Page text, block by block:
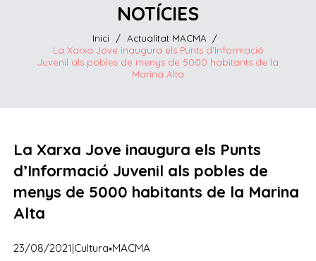
NOTÍCIES
Inici / Actualitat MACMA
/
La Xarxa Jove inaugura els Punts d’Informació
Juvenil als pobles de menys de 5000 habitants de la
Marina Alta
La Xarxa Jove inaugura els Punts
d’Informació Juvenil als pobles de
menys de 5000 habitants de la Marina
Alta
23/08/2021|Cultura·MACMA